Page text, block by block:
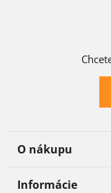
O nákupu
Informácie